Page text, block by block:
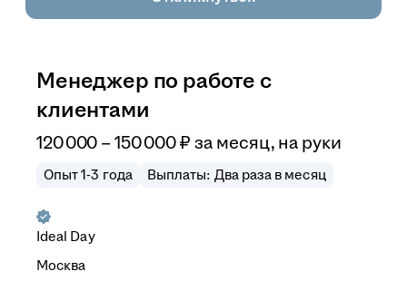
Менеджер по работе с
клиентами
120 000 –150 000₽ за месяц, на руки
Опыт 1-3 года Выплаты: Два раза в месяц
Ideal Day
Москва